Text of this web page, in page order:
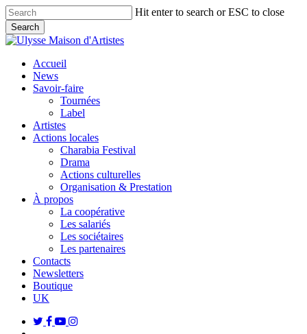
Skip
to
main
content
Hit enter to search or ESC to close
Search
Close
search
Menu
Accueil
News
Savoir-faire
Tournées
Label
Artistes
Actions locales
Charabia Festival
Drama
Actions culturelles
Organisation & Prestation
À propos
La coopérative
Les salariés
Les sociétaires
Les partenaires
Contacts
Newsletters
Boutique
UK
twitterfacebook
youtubeinstagram